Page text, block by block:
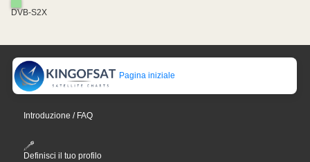
DVB-S2X
Pagina iniziale
Introduzione / FAQ
Definisci il tuo profilo